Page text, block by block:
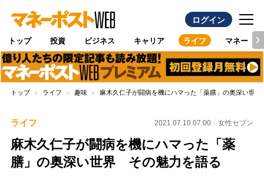
ログイン
トップ 投資 ビジネス キャリア ライフ マネー
トップ ライフ 趣味 麻木久仁子が闘病を機にハマった「薬膳」の奥深い世
ライフ 2021.07.10 07:00 女性セブン
麻木久仁子が闘病を機にハマった「薬
膳」の奥深い世界 その魅力を語る